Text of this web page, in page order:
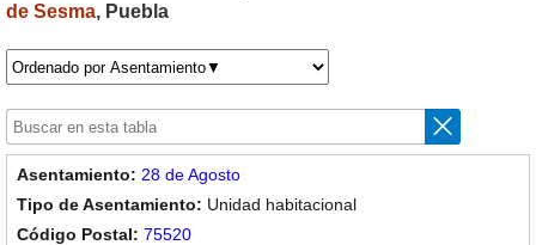
de Sesma, Puebla
28 de Agosto
Unidad habitacional
75520